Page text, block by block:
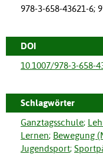
978-3-658-43621-6;
DOI
10.1007/978-3-658-
Schlagwörter
Ganztagsschule;
Lernen; Bewegung
Jugendsport;